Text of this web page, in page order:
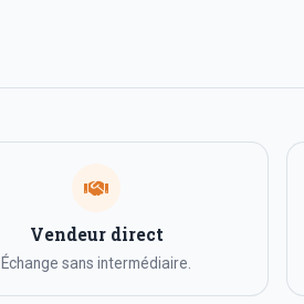
Vendeur direct
Échange sans intermédiaire.